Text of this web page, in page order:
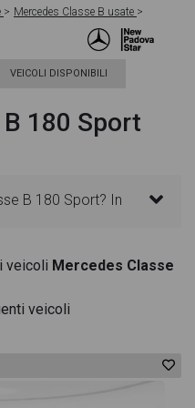
Mercedes Classe B usate
VEICOLI DISPONIBILI
180 Sport
B 180 Sport? In
veicoli Mercedes Classe
veicoli